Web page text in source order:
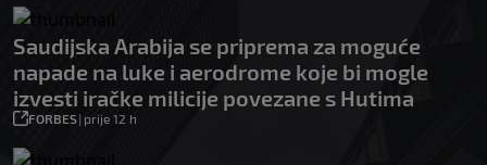
Saudijska Arabija se priprema za moguće
napade na luke i aerodrome koje bi mogle
izvesti iračke milicije povezane s Hutima
FORBES| prije 12 h